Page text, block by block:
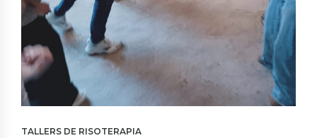
TALLERS DE RISOTERAPIA